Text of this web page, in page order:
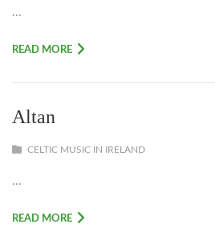
...
READ MORE
Altan
CELTIC MUSIC IN IRELAND
...
READ MORE